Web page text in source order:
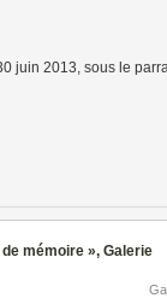
juin 2013, sous le
mémoire », Galerie